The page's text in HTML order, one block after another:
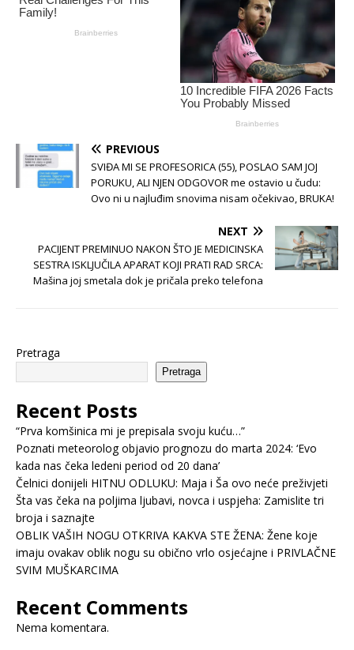
PREVIOUS
SVIĐA MI SE PROFESORICA (55), POSLAO SAM JOJ
PORUKU, ALI NJEN ODGOVOR me ostavio u čudu:
Ovo ni u najluđim snovima nisam očekivao, BRUKA!
NEXT
PACIJENT PREMINUO NAKON ŠTO JE MEDICINSKA
SESTRA ISKLJUČILA APARAT KOJI PRATI RAD SRCA:
Mašina joj smetala dok je pričala preko telefona
Pretraga
Pretraga
Recent Posts
“Prva komšinica mi je prepisala svoju kuću…”
Poznati meteorolog objavio prognozu do marta 2024: ‘Evo
kada nas čeka ledeni period od 20 dana’
Čelnici donijeli HITNU ODLUKU: Maja i Ša ovo neće preživjeti
Šta vas čeka na poljima ljubavi, novca i uspjeha: Zamislite tri
broja i saznajte
OBLIK VAŠIH NOGU OTKRIVA KAKVA STE ŽENA: Žene koje
imaju ovakav oblik nogu su obično vrlo osjećajne i PRIVLAČNE
SVIM MUŠKARCIMA
Recent Comments
Nema komentara.